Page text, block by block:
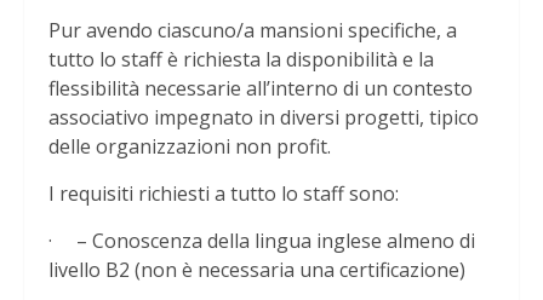
Pur avendo ciascuno/a mansioni specifiche, a
tutto lo staff è richiesta la disponibilità e la
flessibilità necessarie all’interno di un contesto
associativo impegnato in diversi progetti, tipico
delle organizzazioni non profit.
I requisiti richiesti a tutto lo staff sono:
· – Conoscenza della lingua inglese almeno di
livello B2 (non è necessaria una certificazione)